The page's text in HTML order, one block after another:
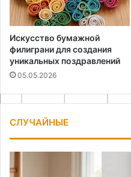
Искусство бумажной
филиграни для создания
уникальных поздравлений
05.05.2026
СЛУЧАЙНЫЕ
настенного